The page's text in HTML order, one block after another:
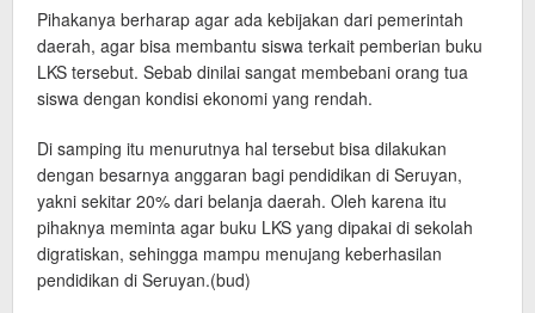
Pihakanya berharap agar ada kebijakan dari pemerintah
daerah, agar bisa membantu siswa terkait pemberian buku
LKS tersebut. Sebab dinilai sangat membebani orang tua
siswa dengan kondisi ekonomi yang rendah.
Di samping itu menurutnya hal tersebut bisa dilakukan
dengan besarnya anggaran bagi pendidikan di Seruyan,
yakni sekitar 20% dari belanja daerah. Oleh karena itu
pihaknya meminta agar buku LKS yang dipakai di sekolah
digratiskan, sehingga mampu menujang keberhasilan
pendidikan di Seruyan.(bud)